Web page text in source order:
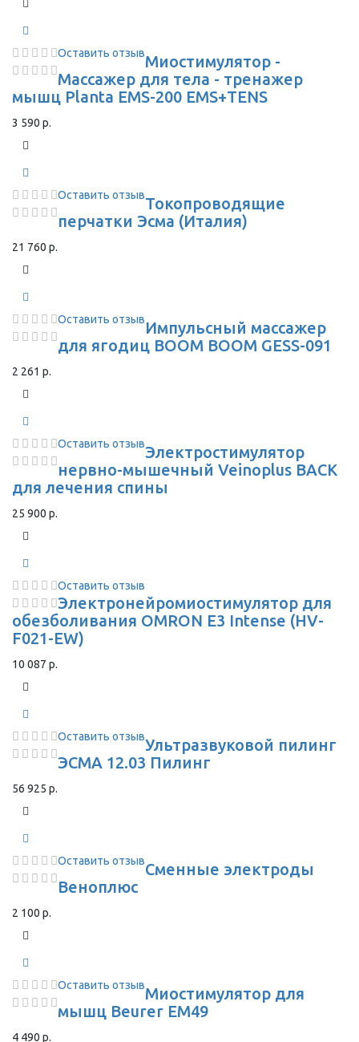
Оставить отзывМиостимулятор -
Массажер для тела - тренажер
мышц Planta EMS-200 EMS+TENS
3 590 р.
Оставить отзывТокопроводящие
перчатки Эсма (Италия)
21 760 р.
Оставить отзывИмпульсный массажер
для ягодиц BOOM BOOM GESS-091
2 261 р.
Оставить отзывЭлектростимулятор
нервно-мышечный Veinoplus BACK
для лечения спины
25 900 р.
Оставить отзыв
Электронейромиостимулятор для
обезболивания OMRON Е3 Intense (HV-
F021-EW)
10 087 р.
Оставить отзывУльтразвуковой пилинг
ЭСМА 12.03 Пилинг
56 925 р.
Оставить отзывСменные электроды
Веноплюс
2 100 р.
Оставить отзывМиостимулятор для
мышц Beurer EM49
4 490 р.